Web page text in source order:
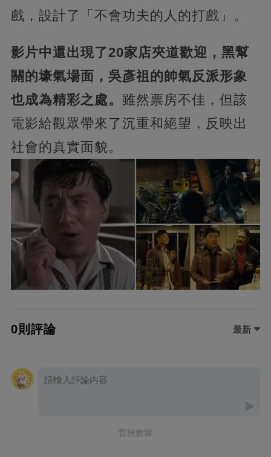
戲，設計了「不會功夫的人的打戲」。
影片中還出現了20家店夾道歡迎，黑幫
關的壕氣場面，吳彥祖的帥氣反派形象
也成為精彩之處。 雖然票房不佳，但該
電影給觀眾帶來了沉重和絕望，反映出
社會的真實面貌。
0則評論 最新
暫無數據